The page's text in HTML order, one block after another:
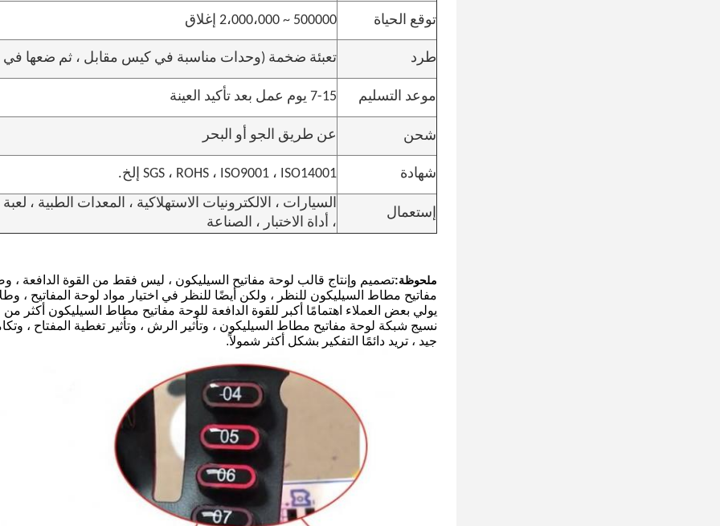
توقع الحياة 500000 ~ 2،000،000 إغلاق
طرد تعبئة ضخمة (وحدات مناسبة في كيس مقابل ، ثم ضعها في
موعد التسليم 7-15 يوم عمل بعد تأكيد العينة
شحن عن طريق الجو أو البحر
شهادة SGS ، ROHS ، ISO9001 ، ISO14001 إلخ.
إستعمال
السيارات ، الالكترونيات الاستهلاكية ، المعدات الطبية ،
، أداة الاختبار ، الصناعة
ملحوظة:تصميم وإنتاج قالب لوحة مفاتيح السيليكون ، ليس فقط من القوة الدافعة
مفاتيح مطاط السيليكون للنظر ، ولكن أيضًا للنظر في اختيار مواد لوحة المفاتيح ،
يولي بعض العملاء اهتمامًا أكبر للقوة الدافعة للوحة مفاتيح مطاط السيليكون أكثر من
نسيج شبكة لوحة مفاتيح مطاط السيليكون ، وتأثير الرش ، وتأثير تغطية المفتاح ،
جيد ، تريد دائمًا التفكير بشكل أكثر شمولاً.